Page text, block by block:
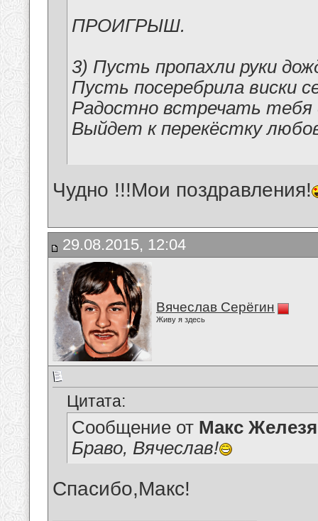
ПРОИГРЫШ.
3) Пусть пропахли руки
Пусть посеребрила виски
Радостно встречать тебя
Выйдет к перекёстку
Чудно !!!Мои поздравления!
29.08.2015, 12:04
Вячеслав Серёгин
Живу я здесь
Цитата:
Сообщение от Макс
Браво, Вячеслав!
Спасибо,Макс!